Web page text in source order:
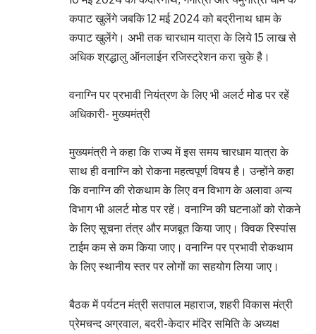
कपाट खुलेंगे जबकि 12 मई 2024 को बद्रीनाथ धाम के
कपाट खुलेंगे। अभी तक चारधाम यात्रा के लिये 15 लाख से
अधिक श्रद्धालु ऑनलाईन रजिस्ट्रेशन करा चुके है।
वनाग्नि पर प्रभावी नियंत्रण के लिए भी अलर्ट मोड पर रहें
अधिकारी- मुख्यमंत्री
मुख्यमंत्री ने कहा कि राज्य में इस समय चारधाम यात्रा के
साथ ही वनाग्नि को रोकना महत्वपूर्ण विषय है। उन्होंने कहा
कि वनाग्नि की रोकथाम के लिए वन विभाग के अलावा अन्य
विभाग भी अलर्ट मोड पर रहें। वनाग्नि की घटनाओं को रोकने
के लिए सूचना तंत्र और मजबूत किया जाए। क्विक रिस्पांस
टाईम कम से कम किया जाए। वनाग्नि पर प्रभावी रोकथाम
के लिए स्थानीय स्तर पर लोगों का सहयोग लिया जाए।
बैठक में पर्यटन मंत्री सतपाल महाराज, शहरी विकास मंत्री
प्रेमचन्द अग्रवाल, बदरी-केदार मंदिर समिति के अध्यक्ष